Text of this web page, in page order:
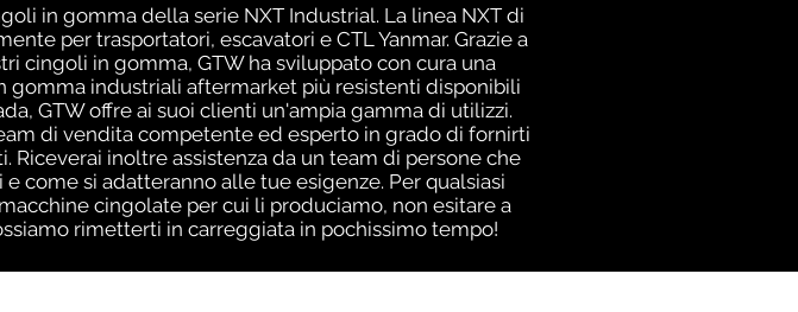
in gomma della serie NXT Industrial. La linea NXT di
per trasportatori, escavatori e CTL Yanmar. Grazie a
cingoli in gomma, GTW ha sviluppato con cura una
industriali aftermarket più resistenti disponibili
GTW offre ai suoi clienti un'ampia gamma di utilizzi.
di vendita competente ed esperto in grado di fornirti
inoltre assistenza da un team di persone che
come si adatteranno alle tue esigenze. Per qualsiasi
cingolate per cui li produciamo, non esitare a
rimetterti in carreggiata in pochissimo tempo!